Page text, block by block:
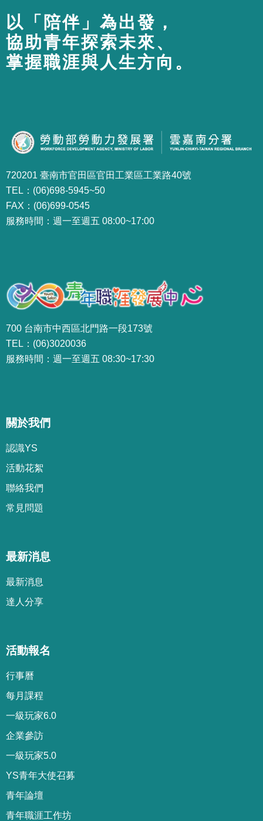
以「陪伴」為出發，
協助青年探索未來、
掌握職涯與人生方向。
720201 臺南市官田區官田工業區工業路40號
TEL：(06)698-5945~50
FAX：(06)699-0545
服務時間：週一至週五 08:00~17:00
700 台南市中西區北門路一段173號
TEL：(06)3020036
服務時間：週一至週五 08:30~17:30
關於我們
認識YS
活動花絮
聯絡我們
常見問題
最新消息
最新消息
達人分享
活動報名
行事曆
每月課程
一級玩家6.0
企業參訪
一級玩家5.0
YS青年大使召募
青年論壇
青年職涯工作坊